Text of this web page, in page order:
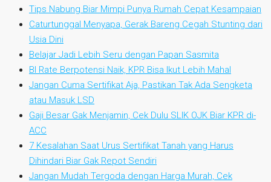
Tips Nabung Biar Mimpi Punya Rumah Cepat Kesampaian
Caturtunggal Menyapa, Gerak Bareng Cegah Stunting dari
Usia Dini
Belajar Jadi Lebih Seru dengan Papan Sasmita
BI Rate Berpotensi Naik, KPR Bisa Ikut Lebih Mahal
Jangan Cuma Sertifikat Aja, Pastikan Tak Ada Sengketa
atau Masuk LSD
Gaji Besar Gak Menjamin, Cek Dulu SLIK OJK Biar KPR di-
ACC
7 Kesalahan Saat Urus Sertifikat Tanah yang Harus
Dihindari Biar Gak Repot Sendiri
Jangan Mudah Tergoda dengan Harga Murah, Cek